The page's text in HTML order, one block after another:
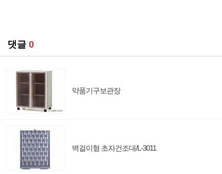
댓글 0
약품기구보관장
벽걸이형 초자건조대/L-3011